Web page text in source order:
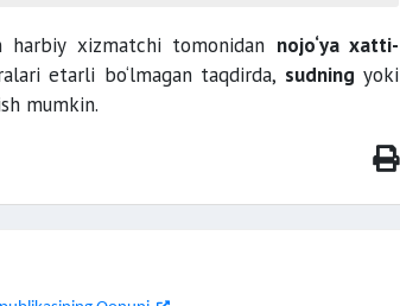
harbiy xizmatchi tomonidan nojo‘ya xatti-
etarli bo‘lmagan taqdirda, sudning yoki
mumkin.